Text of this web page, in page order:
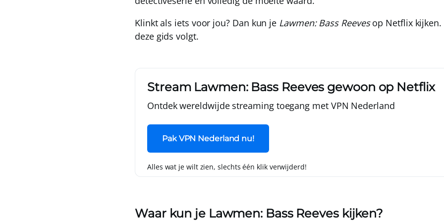
Klinkt als iets voor jou? Dan kun je Lawmen: Bass Reevesop Netflix kijken.
deze gids volgt.
Stream Lawmen: Bass Reeves gewoon op Netflix
Ontdek wereldwijde streaming toegang met VPN Nederland
Pak VPN Nederland nu!
Alles wat je wilt zien, slechts één klik verwijderd!
Waar kun je Lawmen: Bass Reeves kijken?